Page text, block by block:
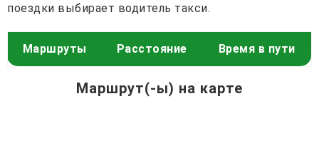
поездки выбирает водитель такси.
Маршруты Расстояние Время в пути
Маршрут(-ы) на карте